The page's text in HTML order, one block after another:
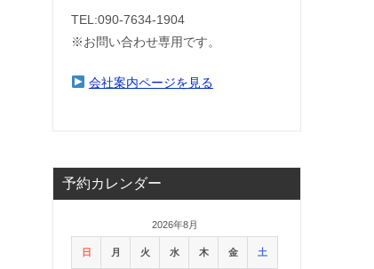
TEL:090-7634-1904
※お問い合わせ専用です。
会社案内ページを見る
予約カレンダー
2026年8月
日 月 火 水 木 金 土